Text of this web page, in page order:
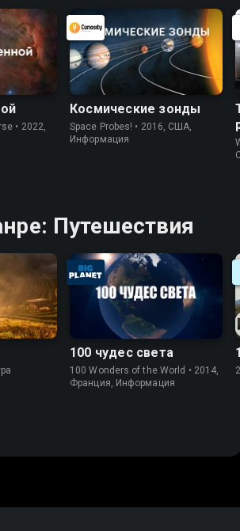
• 2022,
Космические зонды
Space Probes! • 2016, США,
Информация
Путешествия
100 чудес света
100 Wonders of the World • 2014,
Франция, Информация